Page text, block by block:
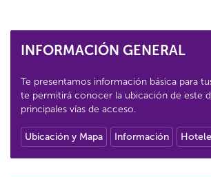
INFORMACIÓN GENERAL
Te presentamos información básica para
te permitirá conocer la ubicación de este
principales vías de acceso.
Ubicación y Mapa Información